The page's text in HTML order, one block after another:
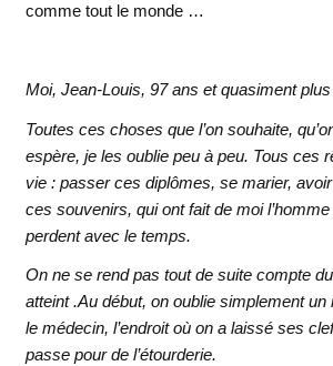
comme tout le monde …
Moi, Jean-Louis, 97 ans et quasiment
Toutes ces choses que l’on souhaite,
espère, je les oublie peu à peu. Tous ces
vie : passer ces diplômes, se marier,
ces souvenirs, qui ont fait de moi
perdent avec le temps.
On ne se rend pas tout de suite compte
atteint .Au début, on oublie simplement
le médecin, l’endroit où on a laissé ses
passe pour de l’étourderie.